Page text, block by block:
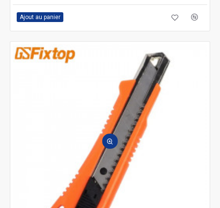
Ajout au panier